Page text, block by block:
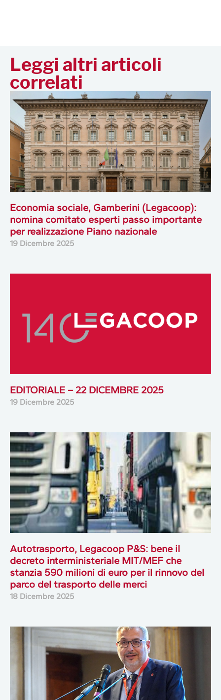
Leggi altri articoli
correlati
Economia sociale, Gamberini (Legacoop):
nomina comitato esperti passo importante
per realizzazione Piano nazionale
19 Dicembre 2025
EDITORIALE – 22 DICEMBRE 2025
19 Dicembre 2025
Autotrasporto, Legacoop P&S: bene il
decreto interministeriale MIT/MEF che
stanzia 590 milioni di euro per il rinnovo del
parco del trasporto delle merci
18 Dicembre 2025